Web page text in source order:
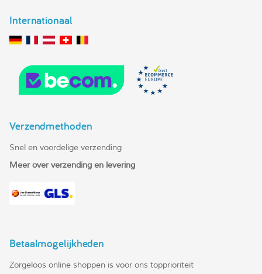
Internationaal
Verzendmethoden
Snel en voordelige verzending
Meer over verzending en levering
Betaalmogelijkheden
Zorgeloos online shoppen is voor ons topprioriteit